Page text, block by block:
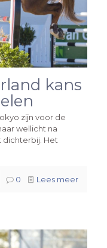
kans
zijn voor de
wellicht na
dichterbij. Het
0 Lees meer